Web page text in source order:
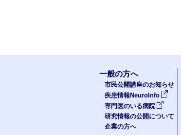
一般の方へ
市民公開講座のお知らせ
疾患情報NeuroInfo
専門医のいる病院
研究情報の公開について
企業の方へ